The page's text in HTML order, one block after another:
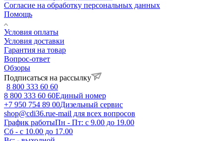
Согласие на обработку персональных данных
Помощь
Условия оплаты
Условия доставки
Гарантия на товар
Вопрос-ответ
Обзоры
Подписаться на рассылку
8 800 333 60 60
8 800 333 60 60Единый номер
+7 950 754 89 00Дизельный сервис
shop@cdi36.rue-mail для всех вопросов
График работыПн - Пт: с 9.00 до 19.00
Сб - с 10.00 до 17.00